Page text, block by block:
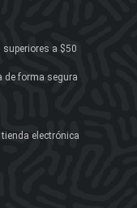
a $50
de forma segura
electrónica